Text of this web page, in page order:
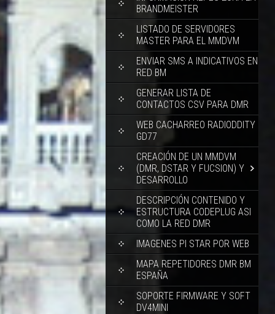
BRANDMEISTER
LISTADO DE SERVIDORES
MASTER PARA EL MMDVM
ENVIAR SMS A INDICATIVOS EN
RED BM
GENERAR LISTA DE
CONTACTOS CSV PARA DMR
WEB CACHARREO RADIODDITY
GD77
CREACIÓN DE UN MMDVM
(DMR, DSTAR Y FUCSION) Y
DESARROLLO
DESCRIPCIÓN CONTENIDO Y
ESTRUCTURA CODEPLUG ASI
COMO LA RED DMR
IMAGENES PI STAR POR WEB
MAPA REPETIDORES DMR BM
ESPAÑA
SOPORTE FIRMWARE Y SOFT
DV4MINI